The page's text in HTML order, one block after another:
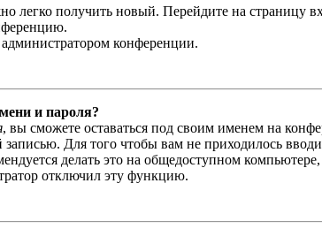
легко получить новый. Перейдите на страницу
конференции.
и пароля?
, вы сможете оставаться под своим именем на
записью. Для того чтобы вам не приходилось
делать это на общедоступном
отключил эту функцию.